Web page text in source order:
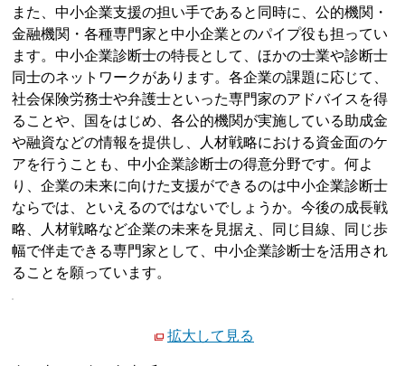
また、中小企業支援の担い手であると同時に、公的機関・
金融機関・各種専門家と中小企業とのパイプ役も担ってい
ます。中小企業診断士の特長として、ほかの士業や診断士
同士のネットワークがあります。各企業の課題に応じて、
社会保険労務士や弁護士といった専門家のアドバイスを得
ることや、国をはじめ、各公的機関が実施している助成金
や融資などの情報を提供し、人材戦略における資金面のケ
アを行うことも、中小企業診断士の得意分野です。何よ
り、企業の未来に向けた支援ができるのは中小企業診断士
ならでは、といえるのではないでしょうか。今後の成長戦
略、人材戦略など企業の未来を見据え、同じ目線、同じ歩
幅で伴走できる専門家として、中小企業診断士を活用され
ることを願っています。
拡大して見る